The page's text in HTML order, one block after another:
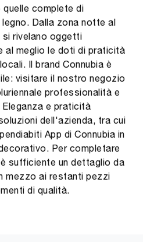
quelle complete di
Dalla zona notte al
rivelano oggetti
al meglio le doti di praticità
Il brand Connubia è
visitare il nostro negozio
professionalità e
e praticità
dell'azienda, tra cui
App di Connubia in
Per completare
sufficiente un dettaglio da
mezzo ai restanti pezzi
di qualità.